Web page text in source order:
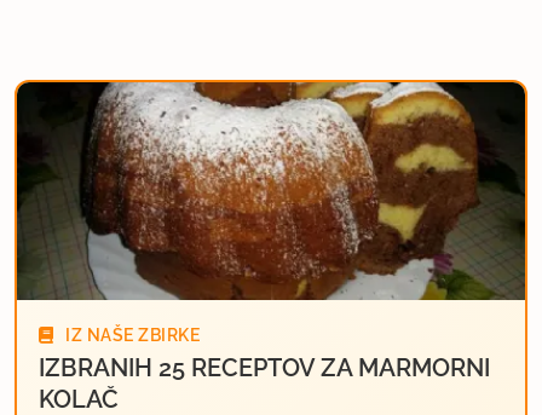
IZ NAŠE ZBIRKE
IZBRANIH 25 RECEPTOV ZA MARMORNI
KOLAČ